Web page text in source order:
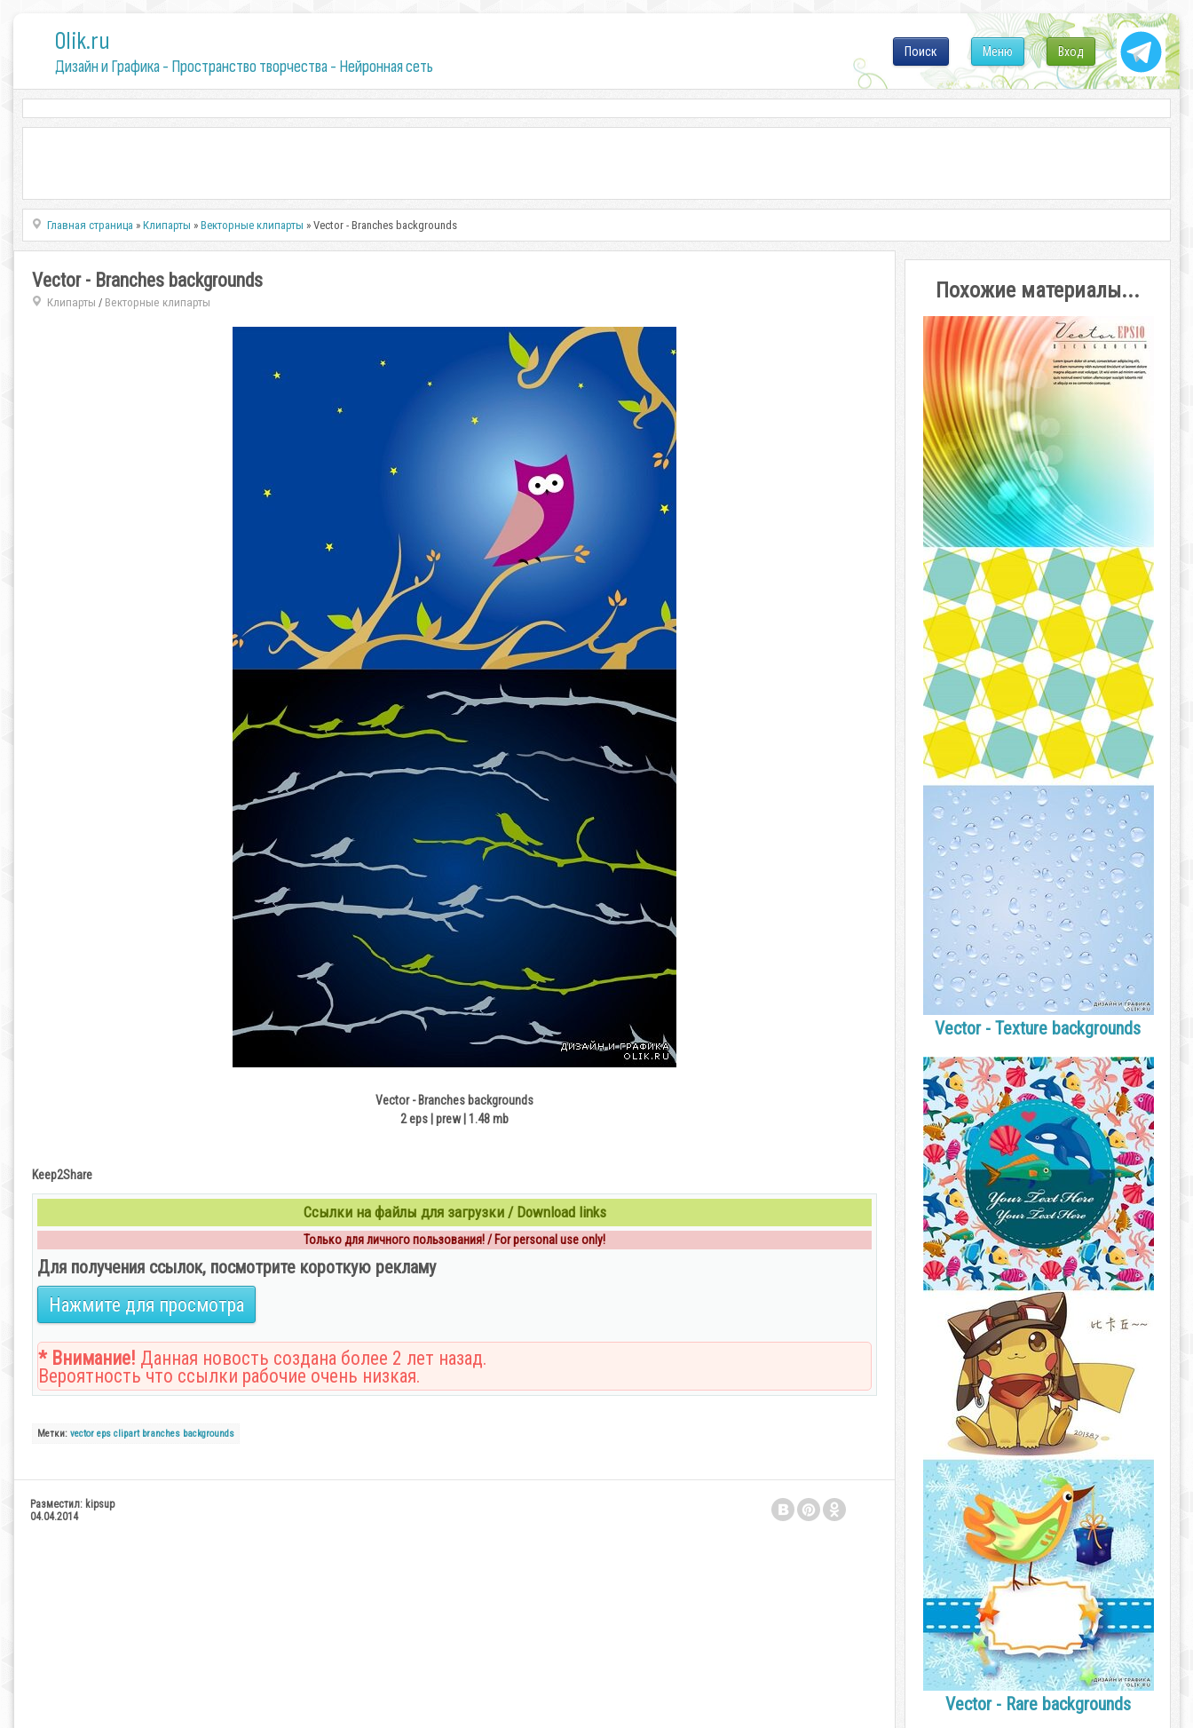
0lik.ru
Дизайн и Графика - Пространство творчества - Нейронная сеть
Вход
Меню
Поиск
Главная страница »Клипарты »Векторные клипарты » Vector - Branches backgrounds
Vector - Branches backgrounds
Клипарты / Векторные клипарты
Vector - Branches backgrounds
2 eps | prew | 1.48 mb
Keep2Share
Ссылки на файлы для загрузки / Download links
Только для личного пользования! / For personal use only!
Для получения ссылок, посмотрите короткую рекламу
Нажмите для просмотра
* Внимание! Данная новость создана более 2 лет назад.
Вероятность что ссылки рабочие очень низкая.
Метки: vector eps clipart branches backgrounds
Разместил: kipsup
04.04.2014
Похожие материалы...
Vector - Texture backgrounds
Vector - Rare backgrounds